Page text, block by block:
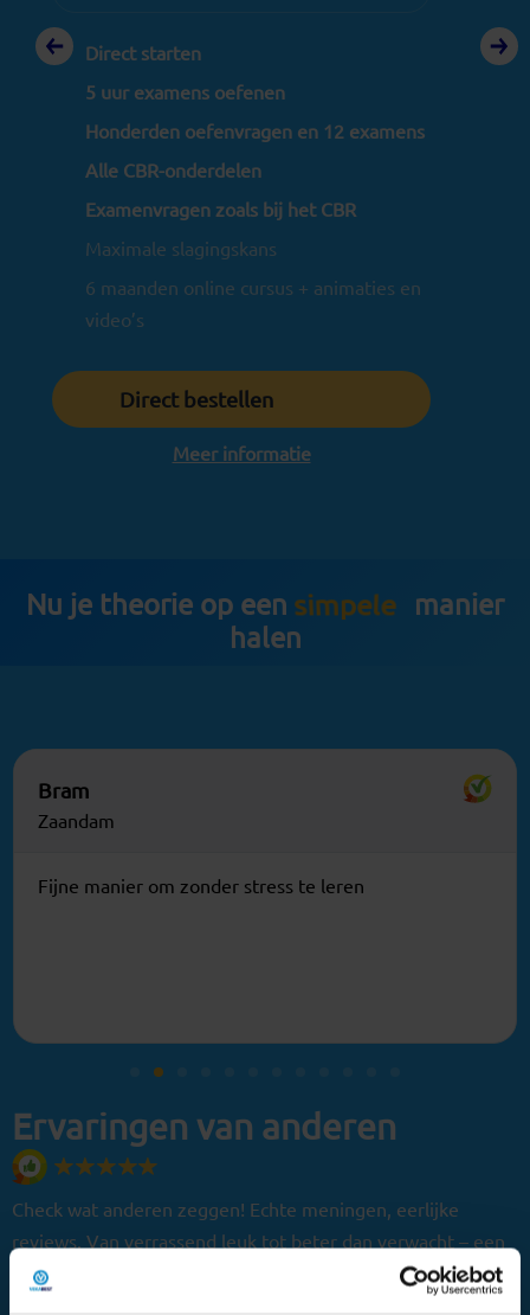
Direct starten
5 uur examens oefenen
Honderden oefenvragen en 12 examens
Alle CBR-onderdelen
Examenvragen zoals bij het CBR
Maximale slagingskans
6 maanden online cursus + animaties en
video’s
Direct bestellen
Meer informatie
Nu je theorie op een simpele
manier
halen
Ervaringen van anderen
Check wat anderen zeggen! Echte meningen, eerlijke
reviews. Van verrassend leuk tot beter dan verwacht – een
greep uit onze reviews!
Bram
Zaandam
Fijne manier om zonder stress te leren